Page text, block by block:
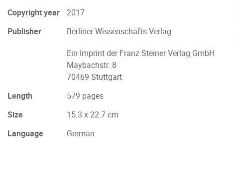
Copyright year
2017
Publisher
Berliner Wissenschafts-Verlag
Ein Imprint der Franz Steiner Verlag GmbH
Maybachstr. 8
70469 Stuttgart
Length
579 pages
Size
15.3 x 22.7 cm
Language
German